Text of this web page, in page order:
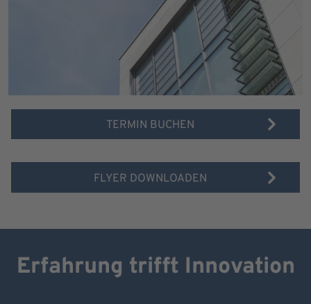
TERMIN BUCHEN
FLYER DOWNLOADEN
Erfahrung trifft Innovation